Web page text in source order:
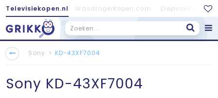
Televisiekopen.nl Wasdrogerkopen.com
Sony > KD-43XF7004
Sony KD-43XF7004